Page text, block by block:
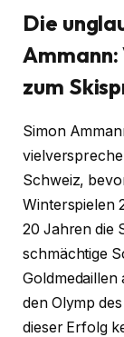
Die
zum
Simon
Schweiz,
Winterspielen
20 Jahren die
schmächtige
Goldmedaillen
den Olymp
dieser Erfolg